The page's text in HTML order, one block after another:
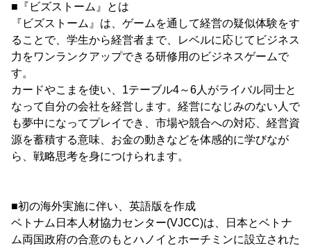
■『ビズストーム』とは
『ビズストーム』は、ゲームを通して経営の疑似体験をす
ることで、学生から経営者まで、レベルに応じてビジネス
力をワンランクアップできる研修用のビジネスゲームで
す。
カードやこまを使い、1テーブル4～6人がライバル同士と
なって自分の会社を経営します。経営になじみのない人で
も夢中になってプレイでき、市場や競合への対応、経営資
源を蓄積する意味、お金の動きなどを体感的に学びなが
ら、戦略思考を身につけられます。
■初の海外実施に伴い、英語版を作成
ベトナム日本人材協力センター(VJCC)は、日本とベトナ
ム両国政府の合意のもとハノイとホーチミンに設立された